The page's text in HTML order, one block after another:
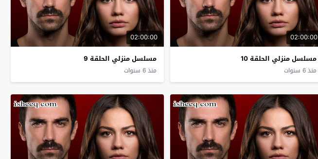
02:00:00
مسلسل منزلي الحلقة 10
منذ 6 سنوات
02:00:00
مسلسل منزلي الحلقة 9
منذ 6 سنوات